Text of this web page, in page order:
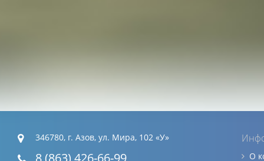
346780, г. Азов, ул. Мира, 102 «У»
8 (863) 426-66-99 О